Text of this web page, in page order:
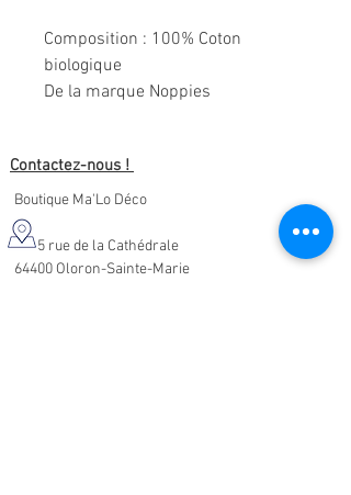
Composition : 100% Coton
biologique
De la marque Noppies
Contactez-nous !
Boutique Ma'Lo Déco
5 rue de la Cathédrale
64400 Oloron-Sainte-Marie